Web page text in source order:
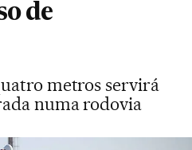
de
metros servirá
numa rodovia